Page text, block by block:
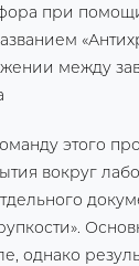
при
между
этого
вокруг
однако